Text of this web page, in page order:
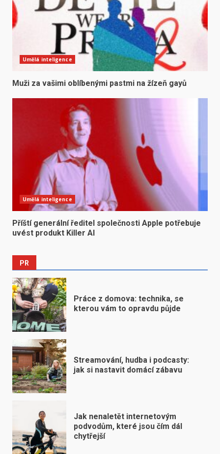
Umělá inteligence
Muži za vašimi oblíbenými pastmi na žízeň gayů
Umělá inteligence
Příští generální ředitel společnosti Apple potřebuje
uvést produkt Killer AI
PR
Práce z domova: technika, se
kterou vám to opravdu půjde
Streamování, hudba i podcasty:
jak si nastavit domácí zábavu
Jak nenaletět internetovým
podvodům, které jsou čím dál
chytřejší